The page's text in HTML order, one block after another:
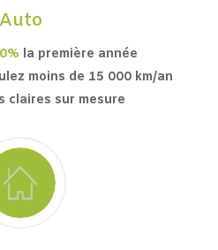
Auto
la première année
moins de 15 000 km/an
claires sur mesure